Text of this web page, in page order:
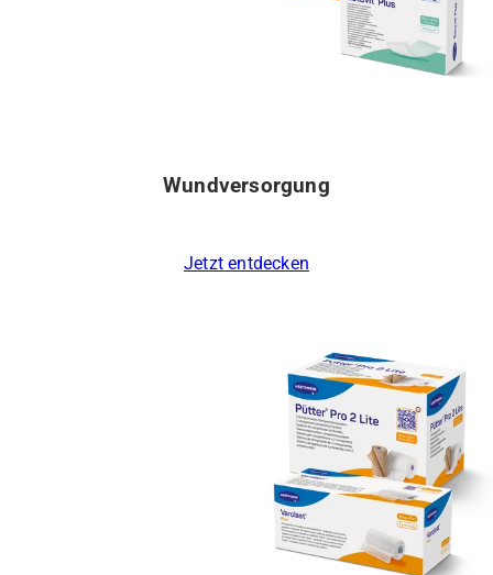
Wundversorgung
Jetzt entdecken